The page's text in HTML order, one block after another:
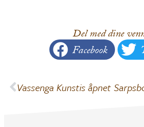
Del med dine
Facebook
Vassenga Kunstis åpnet